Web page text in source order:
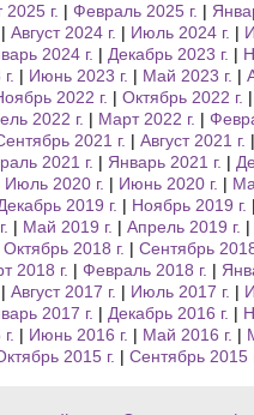
г. Февраль 2025 г.
Август 2024 г. Июль 2024 г.
2024 г. Декабрь 2023 г.
Июнь 2023 г. Май 2023 г.
2022 г.
Октябрь 2022 г.
2022 г. Март 2022 г.
2021 г.
Август 2021 г.
2021 г. Январь 2021 г.
Июль 2020 г. Июнь 2020 г.
2019 г.
Ноябрь 2019 г.
Май 2019 г.
Апрель 2019 г.
Октябрь 2018 г.
Сентябрь
2018 г. Февраль 2018 г.
Август 2017 г. Июль 2017 г.
2017 г. Декабрь 2016 г.
Июнь 2016 г. Май 2016 г.
2015 г. Сентябрь 2015